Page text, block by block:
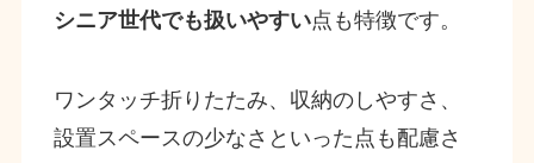
シニア世代でも扱いやすい点も特徴です。
ワンタッチ折りたたみ、収納のしやすさ、
設置スペースの少なさといった点も配慮さ